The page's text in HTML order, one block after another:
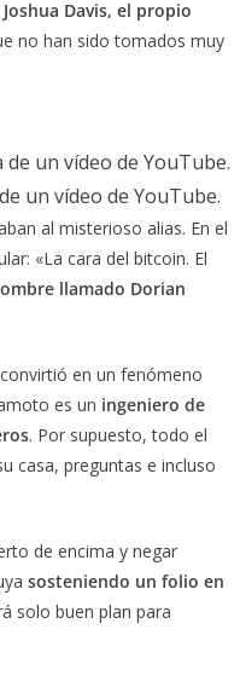
Davis, el propio
no han sido tomados muy
un vídeo de YouTube.
al misterioso alias. En el
«La cara del bitcoin. El
llamado Dorian
en un fenómeno
es un ingeniero de
. Por supuesto, todo el
casa, preguntas e incluso
de encima y negar
sosteniendo un folio en
solo buen plan para